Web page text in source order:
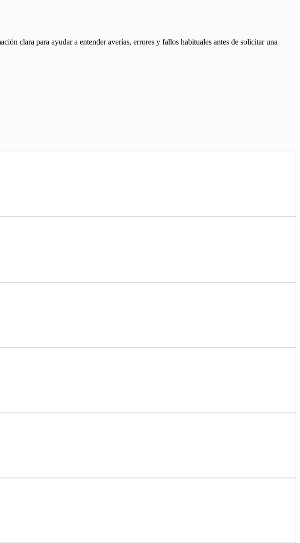
clara para ayudar a entender averías, errores y fallos habituales antes de solicitar una